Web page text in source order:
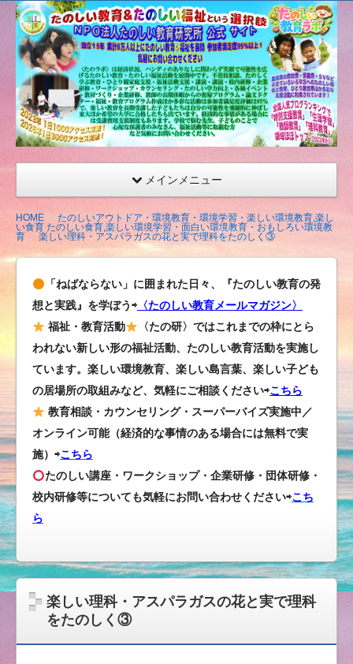
たの
しい
教育
研究
所
（沖
縄）
公式
ト
メインメニュー
HOME
たのしいアウトドア・環境教育・環境学習・楽しい環境教育,楽し
い食育 たのしい食育,楽しい環境学習・面白い環境教育・おもしろい環境教
育
楽しい理科・アスパラガスの花と実で理科をたのしく③
「ねばならない」に囲まれた日々、『たのしい教育の発
想と実践』を学ぼう⇨ 〈たのしい教育メールマガジン〉
福祉・教育活動
〈たの研〉ではこれまでの枠にとら
われない新しい形の福祉活動、たのしい教育活動を実施し
ています。楽しい環境教育、楽しい島言葉、楽しい子ども
の居場所の取組みなど、気軽にご相談ください⇨こちら
教育相談・カウンセリング・スーパーバイズ実施中／
オンライン可能（経済的な事情のある場合には無料で実
施）⇨こちら
たのしい講座・ワークショップ・企業研修・団体研修・
校内研修等についても気軽にお問い合わせください⇨こち
ら
楽しい理科・アスパラガスの花と実で理科
をたのしく③